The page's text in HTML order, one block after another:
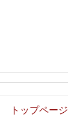
トップページ